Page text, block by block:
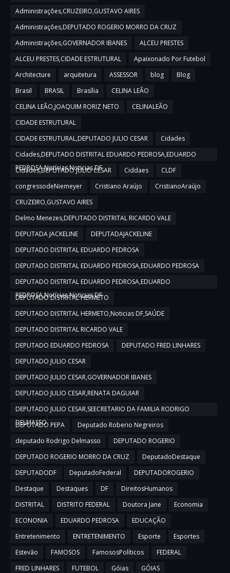
Administrações,CRUZEIRO,GUSTAVO AIRES
Administrações,DEPUTADO ROGERIO MORRO DA CRUZ
Administrações,GOVERNADOR IBANES
ALCEU PRESTES
ALCEU PRESTES,CIDADE ESTRUTURAL
Apaixonado Por Futebol
Architecture
arquitetura ASSESSOR blog
Blog
Brasil
BRASIL Brasília
CELINA LEÃO
CELINA LEÃO,JOAQUIM RORIZ NETO
CELINALEÃO
CIDADE ESTRUTURAL
CIDADE ESTRUTURAL,DEPUTADO JULIO CESAR
Cidades
Cidades,DEPUTADO DISTRITAL EDUARDO PEDROSA,EDUARDO
PEDROSA,Notícias,Noticias DF
Cidades,DEPUTADO JULIO CESAR Ciddaes
CLDF
congressodeNiemeyer
Cristiano Araújo
CristianoAraújo
CRUZEIRO,GUSTAVO AIRES
Delmo Menezes,DEPUTADO DISTRITAL RICARDO VALE
DEPUTADA JACKELINE
DEPUTADAJACKELINE
DEPUTADO DISTRITAL EDUARDO PEDROSA
DEPUTADO DISTRITAL EDUARDO PEDROSA,EDUARDO PEDROSA
DEPUTADO DISTRITAL EDUARDO PEDROSA,EDUARDO
PEDROSA,Notícias,Noticias DF
DEPUTADO DISTRITAL HERMETO
DEPUTADO DISTRITAL HERMETO,Noticias DF,SAÚDE
DEPUTADO DISTRITAL RICARDO VALE
DEPUTADO EDUARDO PEDROSA
DEPUTADO FRED LINHARES
DEPUTADO JULIO CESAR
DEPUTADO JULIO CESAR,GOVERNADOR IBANES
DEPUTADO JULIO CESAR,RENATA DAGUIAR
DEPUTADO JULIO CESAR,SEECRETARIO DA FAMILIA RODRIGO
DELMASSO
DEPUTADO PEPA
Deputado Roberio Negreiros
deputado Rodrigo Delmasso
DEPUTADO ROGERIO
DEPUTADO ROGERIO MORRO DA CRUZ
DeputadoDestaque
DEPUTADODF
DeputadoFederal
DEPUTADOROGERIO
Destaque
Destaques DF
DireitosHumanos
DISTRITAL
DISTRITO FEDERAL Doutora Jane
Economia
ECONONIA
EDUARDO PEDROSA
EDUCAÇÃO
Entretenimento
ENTRETENIMENTO Esporte
Esportes
Estevão
FAMOSOS FamososPolíticos
FEDERAL
FRED LINHARES
FUTEBOL Góias
GÓIAS